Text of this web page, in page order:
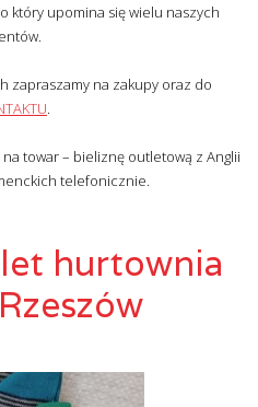
który upomina się wielu naszych
zapraszamy na zakupy oraz do
.
towar – bieliznę outletową z Anglii
telefonicznie.
hurtownia